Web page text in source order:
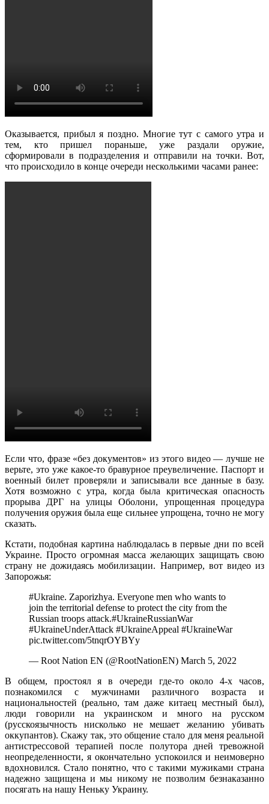
Оказывается, прибыл я поздно. Многие тут с самого утра и
тем, кто пришел пораньше, уже раздали оружие,
сформировали в подразделения и отправили на точки. Вот,
что происходило в конце очереди несколькими часами ранее:
Если что, фразе «без документов» из этого видео — лучше не
верьте, это уже какое-то бравурное преувеличение. Паспорт и
военный билет проверяли и записывали все данные в базу.
Хотя возможно с утра, когда была критическая опасность
прорыва ДРГ на улицы Оболони, упрощенная процедура
получения оружия была еще сильнее упрощена, точно не могу
сказать.
Кстати, подобная картина наблюдалась в первые дни по всей
Украине. Просто огромная масса желающих защищать свою
страну не дожидаясь мобилизации. Например, вот видео из
Запорожья:
#Ukraine. Zaporizhya. Еveryone men who wants to
join the territorial defense to protect the city from the
Russian troops attack.#UkraineRussianWar
#UkraineUnderAttaсk #UkraineAppeal #UkraineWar
pic.twitter.com/5tnqrOYBYy
— Root Nation EN (@RootNationEN) March 5, 2022
В общем, простоял я в очереди где-то около 4-х часов,
познакомился с мужчинами различного возраста и
национальностей (реально, там даже китаец местный был),
люди говорили на украинском и много на русском
(русскоязычность нисколько не мешает желанию убивать
оккупантов). Скажу так, это общение стало для меня реальной
антистрессовой терапией после полутора дней тревожной
неопределенности, я окончательно успокоился и неимоверно
вдохновился. Стало понятно, что с такими мужиками страна
надежно защищена и мы никому не позволим безнаказанно
посягать на нашу Неньку Украину.